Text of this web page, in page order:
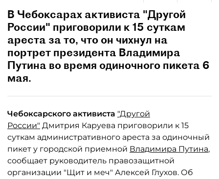
В Чебоксарах активиста "Другой
России" приговорили к 15 суткам
ареста за то, что он чихнул на
портрет президента Владимира
Путина во время одиночного пикета 6
мая.
Чебоксарского активиста "Другой
России" Дмитрия Каруева приговорили к 15
суткам административного ареста за одиночный
пикет у городской приемной Владимира Путина,
сообщает руководитель правозащитной
организации "Щит и меч" Алексей Глухов. Об